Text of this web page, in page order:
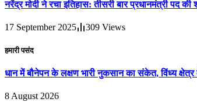
नरेंद्र मोदी ने रचा इतिहास: तीसरी बार प्रधानमंत्री पद
17 September 2025 309 Views
हमारी पसंद
धान में बौनेपन के लक्षण भारी नुकसान का संकेत, विंध्य
8 August 2026